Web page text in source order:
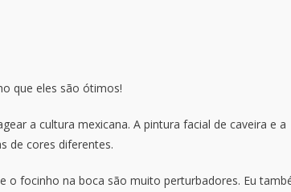
que eles são ótimos!
a cultura mexicana. A pintura facial de caveira e a
de cores diferentes.
o focinho na boca são muito perturbadores. Eu